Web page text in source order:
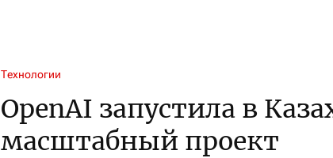
Технологии
OpenAI запустила в
масштабный проект